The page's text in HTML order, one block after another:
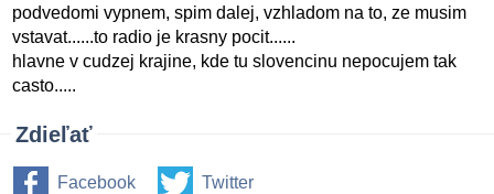
podvedomi vypnem, spim dalej, vzhladom na to, ze musim
vstavat......to radio je krasny pocit......
hlavne v cudzej krajine, kde tu slovencinu nepocujem tak
casto.....
Zdieľať
Facebook Twitter